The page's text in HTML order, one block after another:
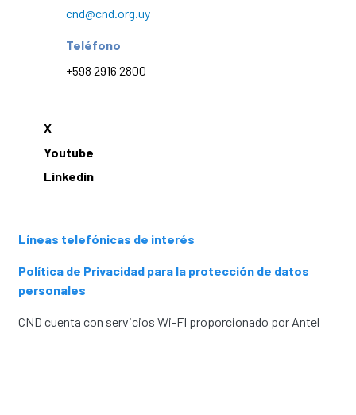
cnd@cnd.org.uy
Teléfono
+598 2916 2800
X
Youtube
Linkedin
Líneas telefónicas de interés
Política de Privacidad para la protección de datos
personales
CND cuenta con servicios Wi-FI proporcionado por Antel